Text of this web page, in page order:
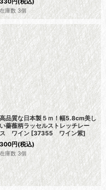
在庫数 3個
高品質な日本製５ｍ！幅5.8cm美し
い薔薇柄ラッセルストレッチレー
ス ワイン [37355 ワイン紫]
300円(税込)
在庫数 3個